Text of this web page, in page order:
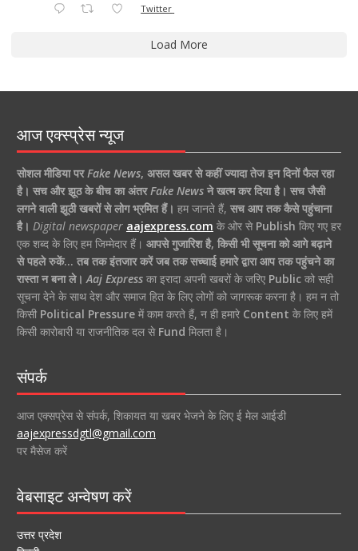
Twitter
Load More
आज एक्स्प्रेस न्यूज
सोशल मीडिया परFake News, असल खबर से कहीं ज्यादा तेज इन दिनों फैल रहा
है। सच और झूठ के बीच का अंतरFake Newsने खत्म कर दिया है। सच जैसी
लगने वाली झूठी खबरों से लोग भ्रमित हैं। हम जानते हैं, सच आप तक कैसे पहुंचाना
है। Digital newspaper aajexpress.com के ओर से Publish किए गए हर
एक शब्द के लिए हम जिम्मेदार हैं। आपसे गुजारिश है, किसी भी सूचना को आगे बढ़ाने
से पहले रुकें… तब तक इंतजार करें जब तक सच्चाई हमारे द्वारा आप तक पहुंचने का
रास्ता न बना ले। Aaj Expressका इरादा अपनी खबरों के जरिए Publicको सही
सूचना देने के साथ देश और समाज हित के लिए लोगों को जागरूक करना है। हम न तो
किसी Political Pressureमें काम करते हैं, न ही हमारे Content के लिए हमें
किसी कारोबारी या राजनीतिक दल से Fund मिलता है।
संपर्क
आज एक्सप्रेस से संपर्क, शिकायत या खबर भेजने के लिए ई मेल आईडी
aajexpressdgtl@gmail.com
पर मैसेज करें
वेबसाइट अन्वेषण करें
उत्तर प्रदेश